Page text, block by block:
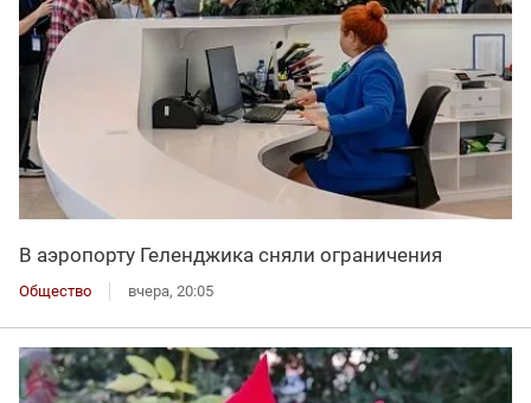
В аэропорту Геленджика сняли ограничения
Общество вчера, 20:05